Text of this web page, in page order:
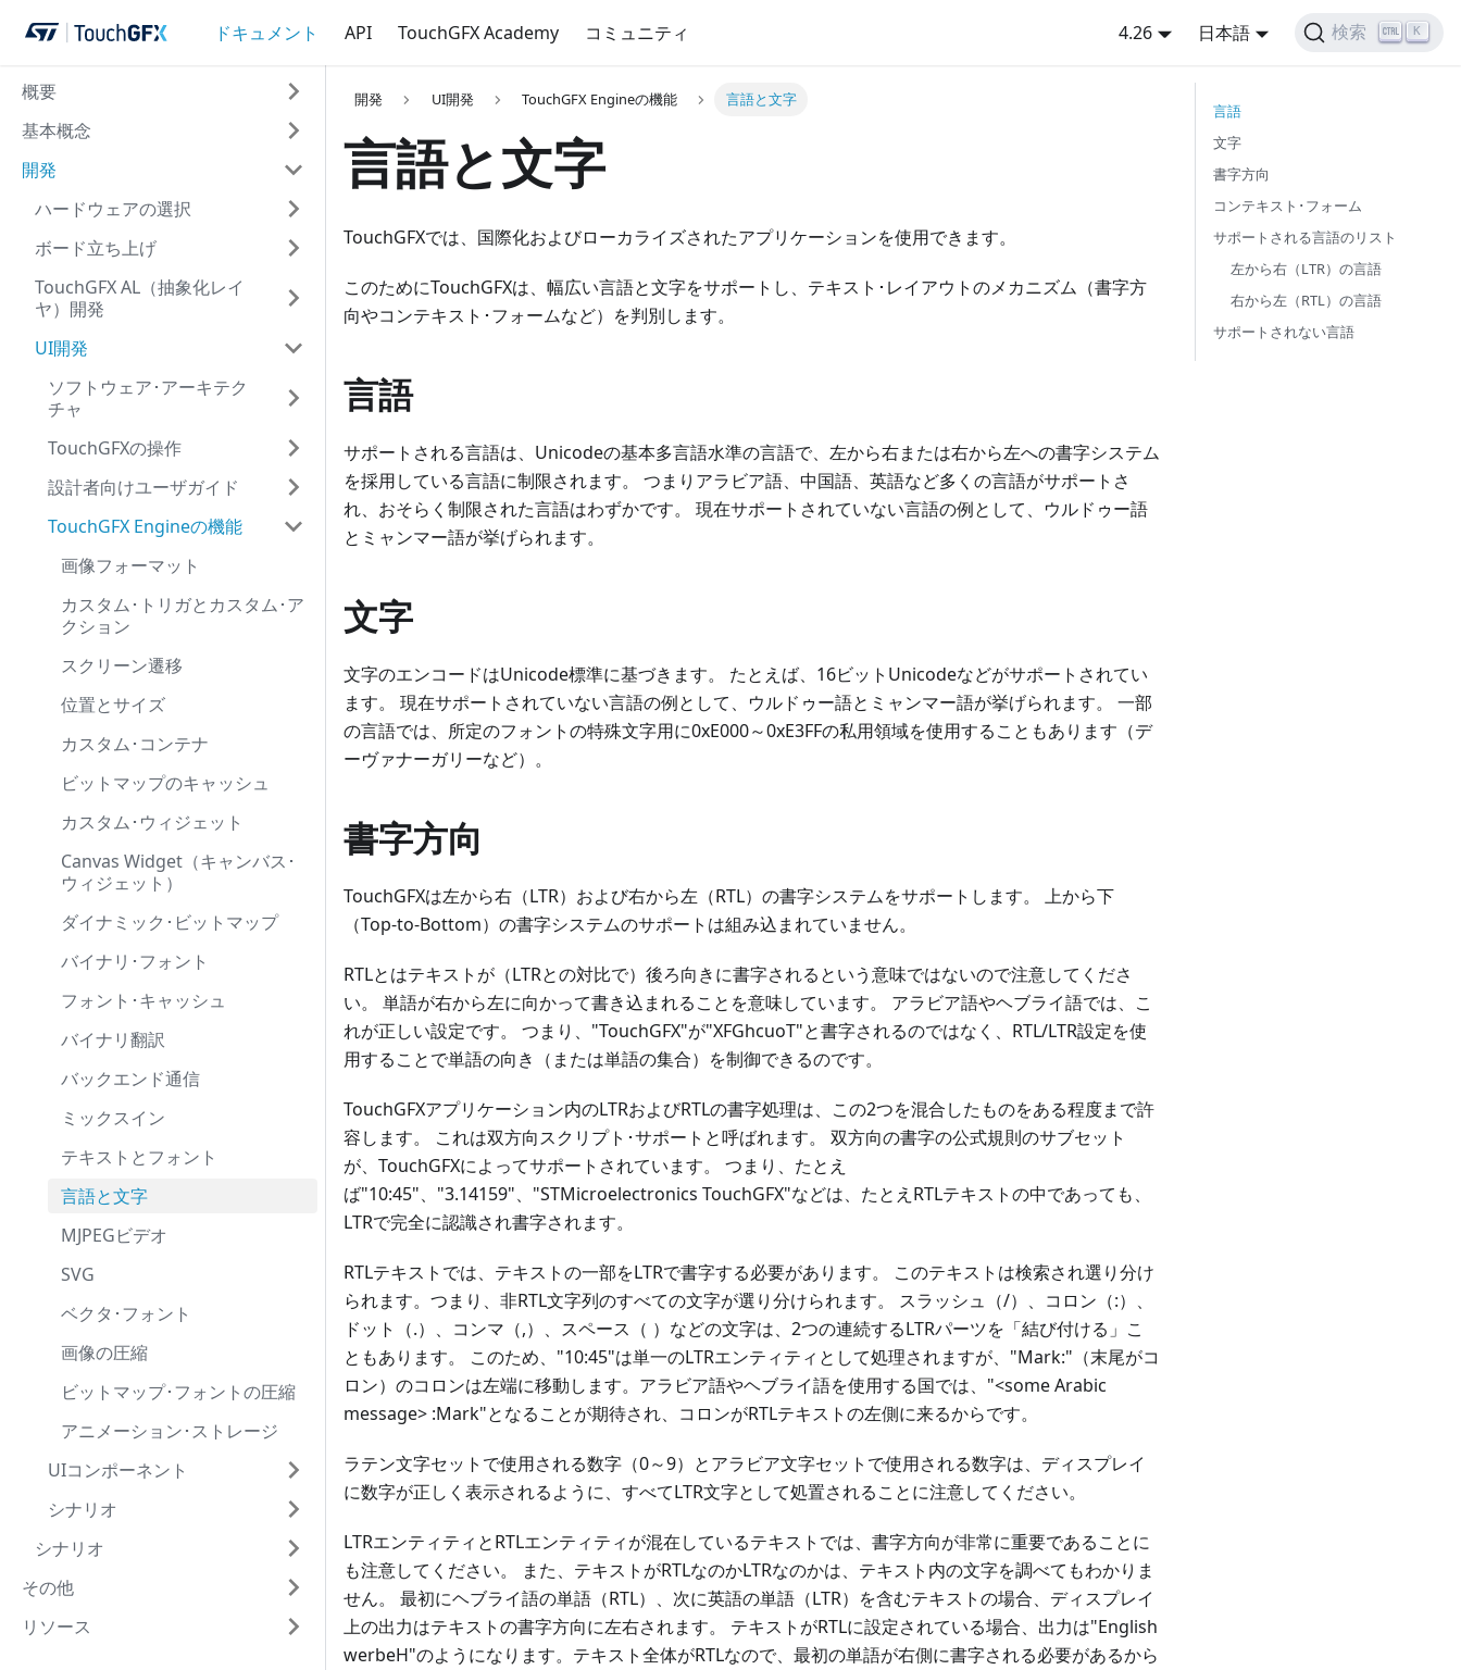
ドキュメント API TouchGFX Academy コミュニティ 4.26 日本語 検索 K
概要
基本概念
開発
ハードウェアの選択
ボード立ち上げ
TouchGFX AL（抽象化レイ
ヤ）開発
UI開発
ソフトウェア･アーキテク
チャ
TouchGFXの操作
設計者向けユーザガイド
TouchGFX Engineの機能
画像フォーマット
カスタム･トリガとカスタム･ア
クション
スクリーン遷移
位置とサイズ
カスタム･コンテナ
ビットマップのキャッシュ
カスタム･ウィジェット
Canvas Widget（キャンバス･
ウィジェット）
ダイナミック･ビットマップ
バイナリ･フォント
フォント･キャッシュ
バイナリ翻訳
バックエンド通信
ミックスイン
テキストとフォント
言語と文字
MJPEGビデオ
SVG
ベクタ･フォント
画像の圧縮
ビットマップ･フォントの圧縮
アニメーション･ストレージ
UIコンポーネント
シナリオ
シナリオ
その他
リソース
開発 UI開発 TouchGFX Engineの機能 言語と文字
言語と文字
TouchGFXでは、国際化およびローカライズされたアプリケーションを使用できます。
このためにTouchGFXは、幅広い言語と文字をサポートし、テキスト･レイアウトのメカニズム（書字方
向やコンテキスト･フォームなど）を判別します。
言語
サポートされる言語は、Unicodeの基本多言語水準の言語で、左から右または右から左への書字システム
を採用している言語に制限されます。 つまりアラビア語、中国語、英語など多くの言語がサポートさ
れ、おそらく制限された言語はわずかです。 現在サポートされていない言語の例として、ウルドゥー語
とミャンマー語が挙げられます。
文字
文字のエンコードはUnicode標準に基づきます。 たとえば、16ビットUnicodeなどがサポートされてい
ます。 現在サポートされていない言語の例として、ウルドゥー語とミャンマー語が挙げられます。 一部
の言語では、所定のフォントの特殊文字用に0xE000～0xE3FFの私用領域を使用することもあります（デ
ーヴァナーガリーなど）。
書字方向
TouchGFXは左から右（LTR）および右から左（RTL）の書字システムをサポートします。 上から下
（Top-to-Bottom）の書字システムのサポートは組み込まれていません。
RTLとはテキストが（LTRとの対比で）後ろ向きに書字されるという意味ではないので注意してくださ
い。 単語が右から左に向かって書き込まれることを意味しています。 アラビア語やヘブライ語では、こ
れが正しい設定です。 つまり、"TouchGFX"が"XFGhcuoT"と書字されるのではなく、RTL/LTR設定を使
用することで単語の向き（または単語の集合）を制御できるのです。
TouchGFXアプリケーション内のLTRおよびRTLの書字処理は、この2つを混合したものをある程度まで許
容します。 これは双方向スクリプト･サポートと呼ばれます。 双方向の書字の公式規則のサブセット
が、TouchGFXによってサポートされています。 つまり、たとえ
ば"10:45"、"3.14159"、"STMicroelectronics TouchGFX"などは、たとえRTLテキストの中であっても、
LTRで完全に認識され書字されます。
RTLテキストでは、テキストの一部をLTRで書字する必要があります。 このテキストは検索され選り分け
られます。つまり、非RTL文字列のすべての文字が選り分けられます。 スラッシュ（/）、コロン（:）、
ドット（.）、コンマ（,）、スペース（ ）などの文字は、2つの連続するLTRパーツを「結び付ける」こ
ともあります。 このため、"10:45"は単一のLTRエンティティとして処理されますが、"Mark:"（末尾がコ
ロン）のコロンは左端に移動します。アラビア語やヘブライ語を使用する国では、"<some Arabic
message> :Mark"となることが期待され、コロンがRTLテキストの左側に来るからです。
ラテン文字セットで使用される数字（0～9）とアラビア文字セットで使用される数字は、ディスプレイ
に数字が正しく表示されるように、すべてLTR文字として処置されることに注意してください。
LTRエンティティとRTLエンティティが混在しているテキストでは、書字方向が非常に重要であることに
も注意してください。 また、テキストがRTLなのかLTRなのかは、テキスト内の文字を調べてもわかりま
せん。 最初にヘブライ語の単語（RTL）、次に英語の単語（LTR）を含むテキストの場合、ディスプレイ
上の出力はテキストの書字方向に左右されます。 テキストがRTLに設定されている場合、出力は"English
werbeH"のようになります。テキスト全体がRTLなので、最初の単語が右側に書字される必要があるから
言語
文字
書字方向
コンテキスト･フォーム
サポートされる言語のリスト
左から右（LTR）の言語
右から左（RTL）の言語
サポートされない言語